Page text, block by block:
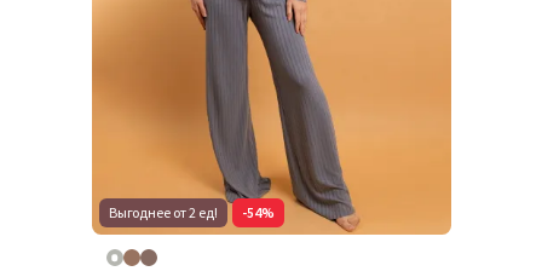
Выгоднее от 2 ед! -54%